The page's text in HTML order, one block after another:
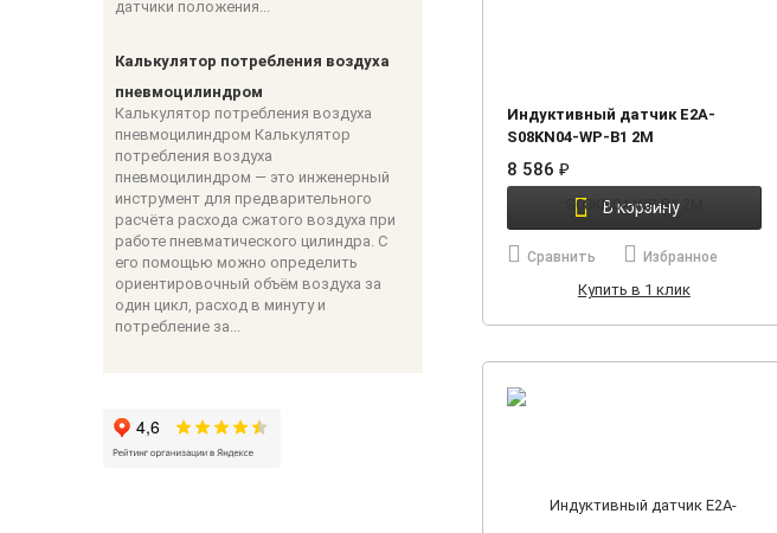
датчики положения...
Калькулятор потребления воздуха
пневмоцилиндром
Калькулятор потребления воздуха
пневмоцилиндром Калькулятор
потребления воздуха
пневмоцилиндром — это инженерный
инструмент для предварительного
расчёта расхода сжатого воздуха при
работе пневматического цилиндра. С
его помощью можно определить
ориентировочный объём воздуха за
один цикл, расход в минуту и
потребление за...
Индуктивный датчик E2A-
S08KN04-WP-B1 2M
8 586 ₽
В корзину
Сравнить Избранное
Купить в 1 клик